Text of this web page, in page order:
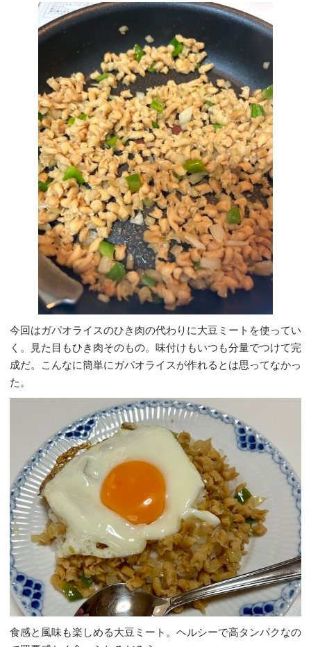
今回はガパオライスのひき肉の代わりに大豆ミートを使ってい
く。見た目もひき肉そのもの。味付けもいつも分量でつけて完
成だ。こんなに簡単にガパオライスが作れるとは思ってなかっ
た。
食感と風味も楽しめる大豆ミート。ヘルシーで高タンパクなの